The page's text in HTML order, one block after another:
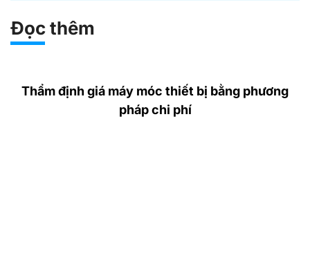
Đọc thêm
Thẩm định giá máy móc thiết bị bằng phương
pháp chi phí